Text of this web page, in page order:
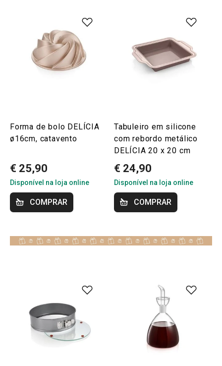
Forma de bolo DELÍCIA
ø16cm, catavento
€ 25,90
Disponível na loja online
COMPRAR
Tabuleiro em silicone
com rebordo metálico
DELÍCIA 20 x 20 cm
€ 24,90
Disponível na loja online
COMPRAR